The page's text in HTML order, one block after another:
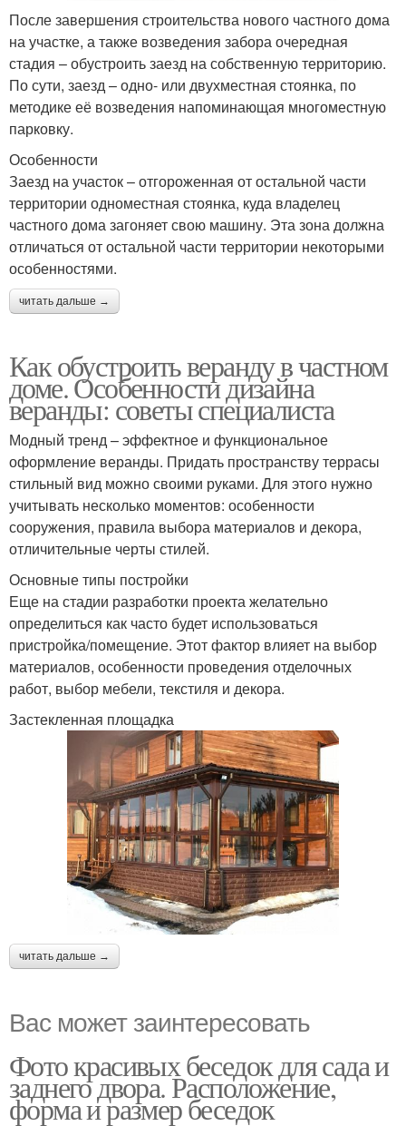
После завершения строительства нового частного дома
на участке, а также возведения забора очередная
стадия – обустроить заезд на собственную территорию.
По сути, заезд – одно- или двухместная стоянка, по
методике её возведения напоминающая многоместную
парковку.
Особенности
Заезд на участок – отгороженная от остальной части
территории одноместная стоянка, куда владелец
частного дома загоняет свою машину. Эта зона должна
отличаться от остальной части территории некоторыми
особенностями.
читать дальше →
Как обустроить веранду в частном
доме. Особенности дизайна
веранды: советы специалиста
Модный тренд – эффектное и функциональное
оформление веранды. Придать пространству террасы
стильный вид можно своими руками. Для этого нужно
учитывать несколько моментов: особенности
сооружения, правила выбора материалов и декора,
отличительные черты стилей.
Основные типы постройки
Еще на стадии разработки проекта желательно
определиться как часто будет использоваться
пристройка/помещение. Этот фактор влияет на выбор
материалов, особенности проведения отделочных
работ, выбор мебели, текстиля и декора.
Застекленная площадка
читать дальше →
Вас может заинтересовать
Фото красивых беседок для сада и
заднего двора. Расположение,
форма и размер беседок